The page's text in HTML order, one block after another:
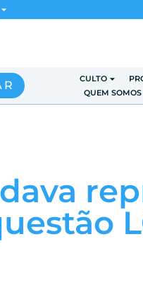
CULTO
QUEM SOMOS